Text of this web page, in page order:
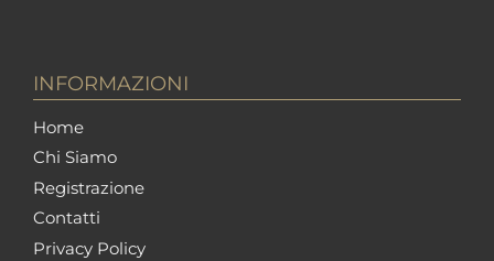
INFORMAZIONI
Home
Chi Siamo
Registrazione
Contatti
Privacy Policy